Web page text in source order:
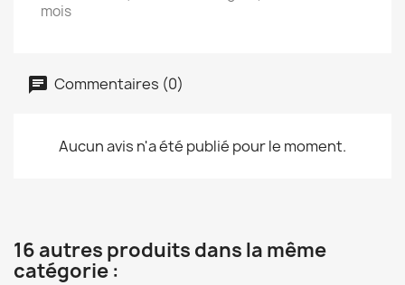
mois
Commentaires (0)
Aucun avis n'a été publié pour le moment.
16 autres produits dans la même
catégorie :